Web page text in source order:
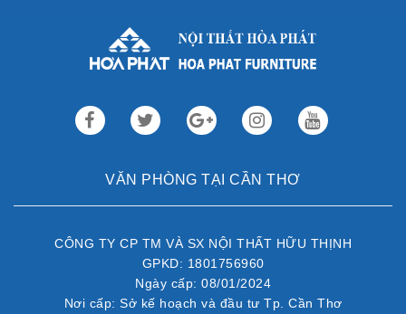
VĂN PHÒNG TẠI CẦN THƠ
CÔNG TY CP TM VÀ SX NỘI THẤT HỮU THỊNH
GPKD: 1801756960
Ngày cấp: 08/01/2024
Nơi cấp: Sở kế hoạch và đầu tư Tp. Cần Thơ